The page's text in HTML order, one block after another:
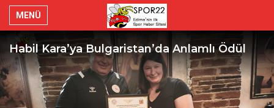
MENÜ
Habil Kara’ya Bulgaristan’da Anlamlı Ödül